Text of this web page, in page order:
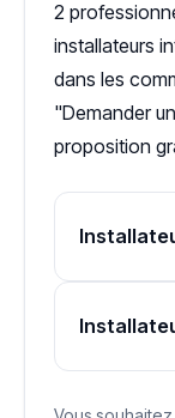
2
installateurs
dans les
"Demander
proposition